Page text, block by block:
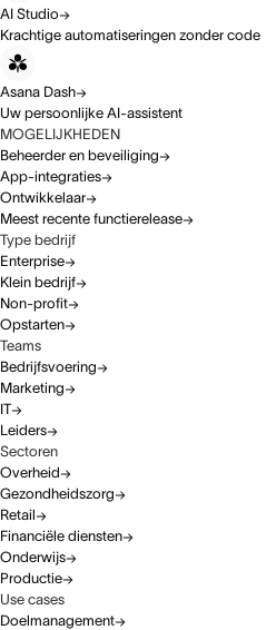
AI Studio
Krachtige automatiseringen zonder code
Asana Dash
Uw persoonlijke AI-assistent
MOGELIJKHEDEN
Beheerder en beveiliging
App-integraties
Ontwikkelaar
Meest recente functierelease
Type bedrijf
Enterprise
Klein bedrijf
Non-profit
Opstarten
Teams
Bedrijfsvoering
Marketing
IT
Leiders
Sectoren
Overheid
Gezondheidszorg
Retail
Financiële diensten
Onderwijs
Productie
Use cases
Doelmanagement